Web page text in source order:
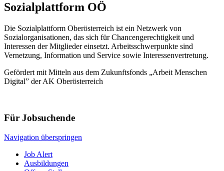
Sozialplattform OÖ
Die Sozialplattform Oberösterreich ist ein Netzwerk von
Sozialorganisationen, das sich für Chancengerechtigkeit und
Interessen der Mitglieder einsetzt. Arbeitsschwerpunkte sind
Vernetzung, Information und Service sowie Interessenvertretung.
Gefördert mit Mitteln aus dem Zukunftsfonds „Arbeit Menschen
Digital” der AK Oberösterreich
Für Jobsuchende
Navigation überspringen
Job Alert
Ausbildungen